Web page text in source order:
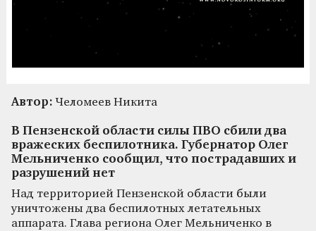
Автор: Челомеев Никита
В Пензенской области силы ПВО сбили два
вражеских беспилотника. Губернатор Олег
Мельниченко сообщил, что пострадавших и
разрушений нет
Над территорией Пензенской области были
уничтожены два беспилотных летательных
аппарата. Глава региона Олег Мельниченко в